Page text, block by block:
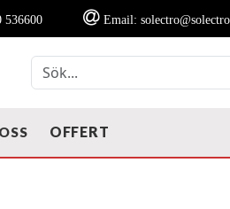
536600 Email:
OFFERT